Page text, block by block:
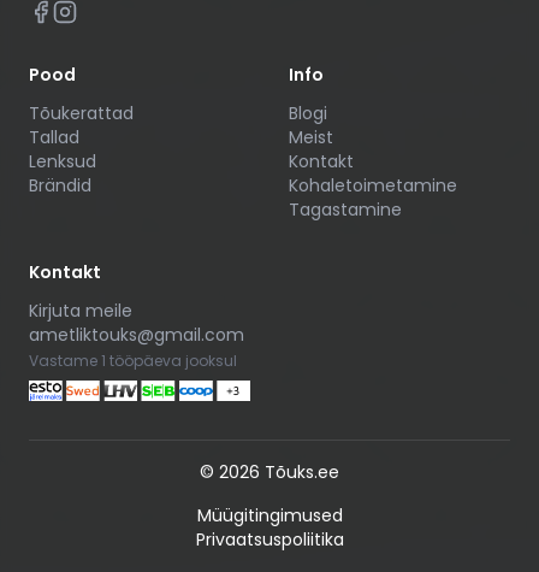
Pood
Tõukerattad
Tallad
Lenksud
Brändid
Info
Blogi
Meist
Kontakt
Kohaletoimetamine
Tagastamine
Kontakt
Kirjuta meile
ametliktouks@gmail.com
Vastame 1 tööpäeva jooksul
© 2026 Tõuks.ee
Müügitingimused
Privaatsuspoliitika